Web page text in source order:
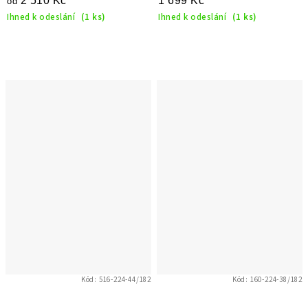
knoflíčky 517-225
Ihned k odeslání (1 ks) Ihned k odeslání (1 ks)
Kód: 516-224-44/182 Kód: 160-224-38/182